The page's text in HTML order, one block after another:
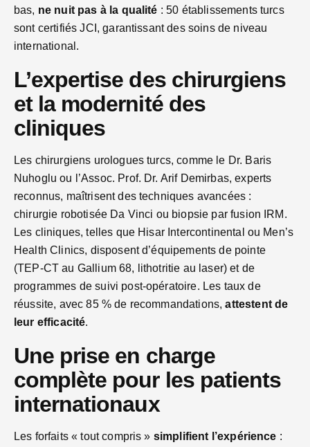
bas, ne nuit pas à la qualité : 50 établissements turcs
sont certifiés JCI, garantissant des soins de niveau
international.
L’expertise des chirurgiens
et la modernité des
cliniques
Les chirurgiens urologues turcs, comme le Dr. Baris
Nuhoglu ou l’Assoc. Prof. Dr. Arif Demirbas, experts
reconnus, maîtrisent des techniques avancées :
chirurgie robotisée Da Vinci ou biopsie par fusion IRM.
Les cliniques, telles que Hisar Intercontinental ou Men’s
Health Clinics, disposent d’équipements de pointe
(TEP-CT au Gallium 68, lithotritie au laser) et de
programmes de suivi post-opératoire. Les taux de
réussite, avec 85 % de recommandations,attestent de
leur efficacité.
Une prise en charge
complète pour les patients
internationaux
Les forfaits « tout compris » simplifient l’expérience :